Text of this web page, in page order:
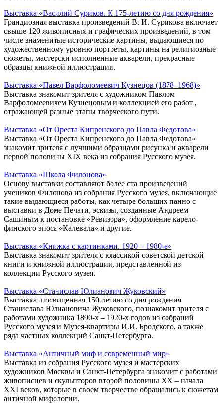
Выставка «Василий Суриков. К 175-летию со дня рождения»
Грандиозная выставка произведений В. И. Сурикова включает
свыше 120 живописных и графических произведений, в том
числе знаменитые исторические картины, выдающиеся по
художественному уровню портреты, картины на религиозные
сюжеты, мастерски исполненные акварели, прекрасные
образцы книжной иллюстрации.
Выставка «Павел Варфоломеевич Кузнецов (1878–1968)»
Выставка знакомит зрителя с художником Павлом
Варфоломеевичем Кузнецовым и коллекцией его работ ,
отражающей разные этапы творческого пути.
Выставка «От Ореста Кипренского до Павла Федотова»
Выставка «От Ореста Кипренского до Павла Федотова»
знакомит зрителя с лучшими образцами рисунка и акварели
первой половины XIX века из собрания Русского музея.
Выставка «Школа Филонова»
Основу выставки составляют более ста произведений
учеников Филонова из собрания Русского музея, включающие
такие выдающиеся работы, как четыре больших панно с
выставки в Доме Печати, эскизы, созданные Андреем
Сашиным к постановке «Ревизора», оформление карело-
финского эпоса «Калевала» и другие.
Выставка «Книжка с картинками. 1920 – 1980-е»
Выставка знакомит зрителя с классикой советской детской
книги и книжной иллюстрации, представленной из
коллекции Русского музея.
Выставка «Станислав Юлианович Жуковский»
Выставка, посвященная 150-летию со дня рождения
Станислава Юлиановича Жуковского, познакомит зрителя с
работами художника 1890-х – 1920-х годов из собраний
Русского музея и Музея-квартиры И.И. Бродского, а также
ряда частных коллекций Санкт-Петербурга.
Выставка «Античный миф и современный мир»
Выставка из собрания Русского музея и мастерских
художников Москвы и Санкт-Петербурга знакомит с работами
живописцев и скульпторов второй половины ХХ – начала
ХХI веков, которые в своем творчестве обращались к сюжетам
античной мифологии.